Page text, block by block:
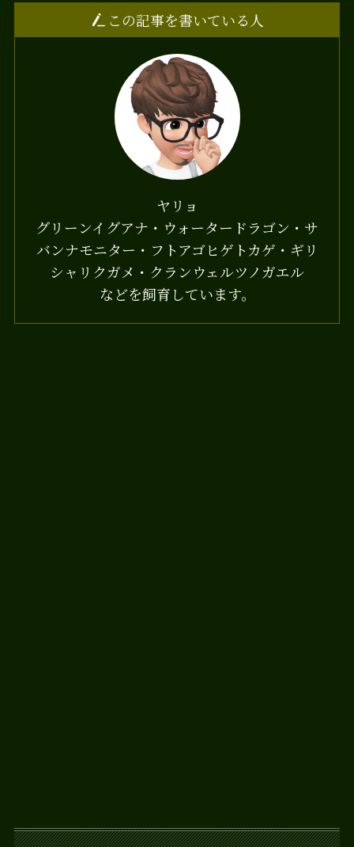
この記事を書いている人
ヤリョ
グリーンイグアナ・ウォータードラゴン・サ
バンナモニター・フトアゴヒゲトカゲ・ギリ
シャリクガメ・クランウェルツノガエル
などを飼育しています。